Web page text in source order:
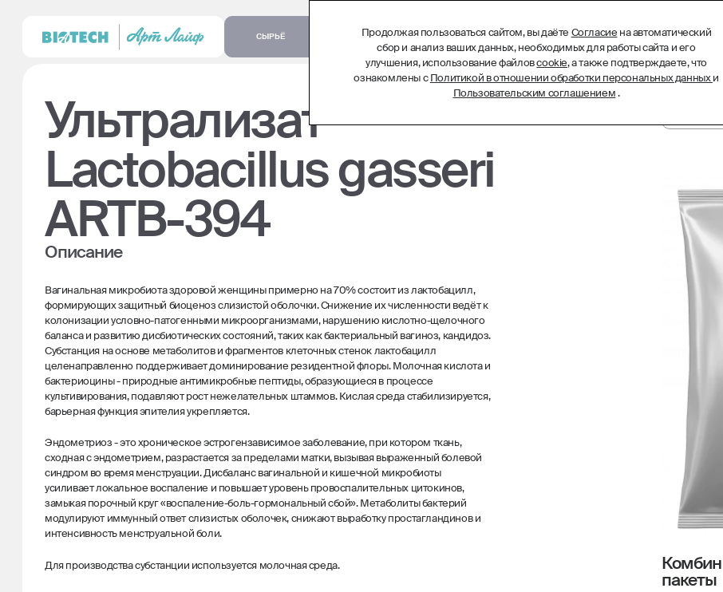
СЫРЬЁ БИОТЕХНОЛОГИЧЕСКИЕ КОМПЛЕКСЫ МЕНЮ
Ультрализат
Lactobacillus gasseri
ARTB-394
Описание
Вагинальная микробиота здоровой женщины примерно на 70% состоит из лактобацилл,
формирующих защитный биоценоз слизистой оболочки. Снижение их численности ведёт к
колонизации условно-патогенными микроорганизмами, нарушению кислотно-щелочного
баланса и развитию дисбиотических состояний, таких как бактериальный вагиноз, кандидоз.
Субстанция на основе метаболитов и фрагментов клеточных стенок лактобацилл
целенаправленно поддерживает доминирование резидентной флоры. Молочная кислота и
бактериоцины - природные антимикробные пептиды, образующиеся в процессе
культивирования, подавляют рост нежелательных штаммов. Кислая среда стабилизируется,
барьерная функция эпителия укрепляется.
Эндометриоз - это хроническое эстрогензависимое заболевание, при котором ткань,
сходная с эндометрием, разрастается за пределами матки, вызывая выраженный болевой
синдром во время менструации. Дисбаланс вагинальной и кишечной микробиоты
усиливает локальное воспаление и повышает уровень провоспалительных цитокинов,
замыкая порочный круг «воспаление-боль-гормональный сбой». Метаболиты бактерий
модулируют иммунный ответ слизистых оболочек, снижают выработку простагландинов и
интенсивность менструальной боли.
Для производства субстанции используется молочная среда.
пакеты
Продолжая пользоваться сайтом, вы даёте Согласие на автоматический
сбор и анализ ваших данных, необходимых для работы сайта и его
улучшения, использование файловcookie, а также подтверждаете, что
ознакомлены сПолитикой в отношении обработки персональных данныхи
Пользовательским соглашением.